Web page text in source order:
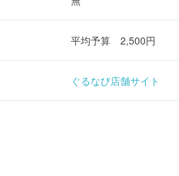
平均予算 2,500円
ぐるなび店舗サイト